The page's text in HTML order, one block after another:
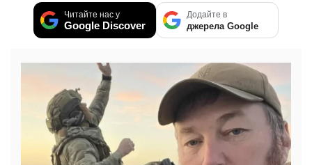
Читайте нас у
Google Discover
Додайте в
джерела Google